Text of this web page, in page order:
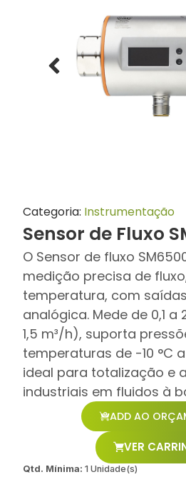
Categoria: Instrumentação
Sensor de Fluxo
O Sensor de fluxo
medição precisa de
temperatura, com
analógica. Mede de 0,1
1,5 m³/h), suporta
temperaturas de -10 °C
ideal para totalização e
industriais em fluidos à
ADD AO
VER
Qtd. Mínima: 1 Unidade(s)